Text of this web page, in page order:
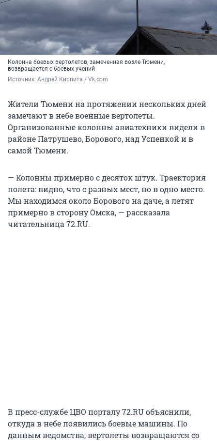
Колонна боевых вертолетов, замеченная возле Тюмени,
возвращается с боевых учений
Источник: Андрей Кирпита / Vk.com
Жители Тюмени на протяжении нескольких дней
замечают в небе военные вертолеты.
Организованные колонны авиатехники видели в
районе Патрушево, Борового, над Успенкой и в
самой Тюмени.
— Колонны примерно с десяток штук. Траектория
полета: видно, что с разных мест, но в одно место.
Мы находимся около Борового на даче, а летят
примерно в сторону Омска, — рассказала
читательница 72.RU.
В пресс-службе ЦВО порталу 72.RU объяснили,
откуда в небе появились боевые машины. По
данным ведомства, вертолеты возвращаются со